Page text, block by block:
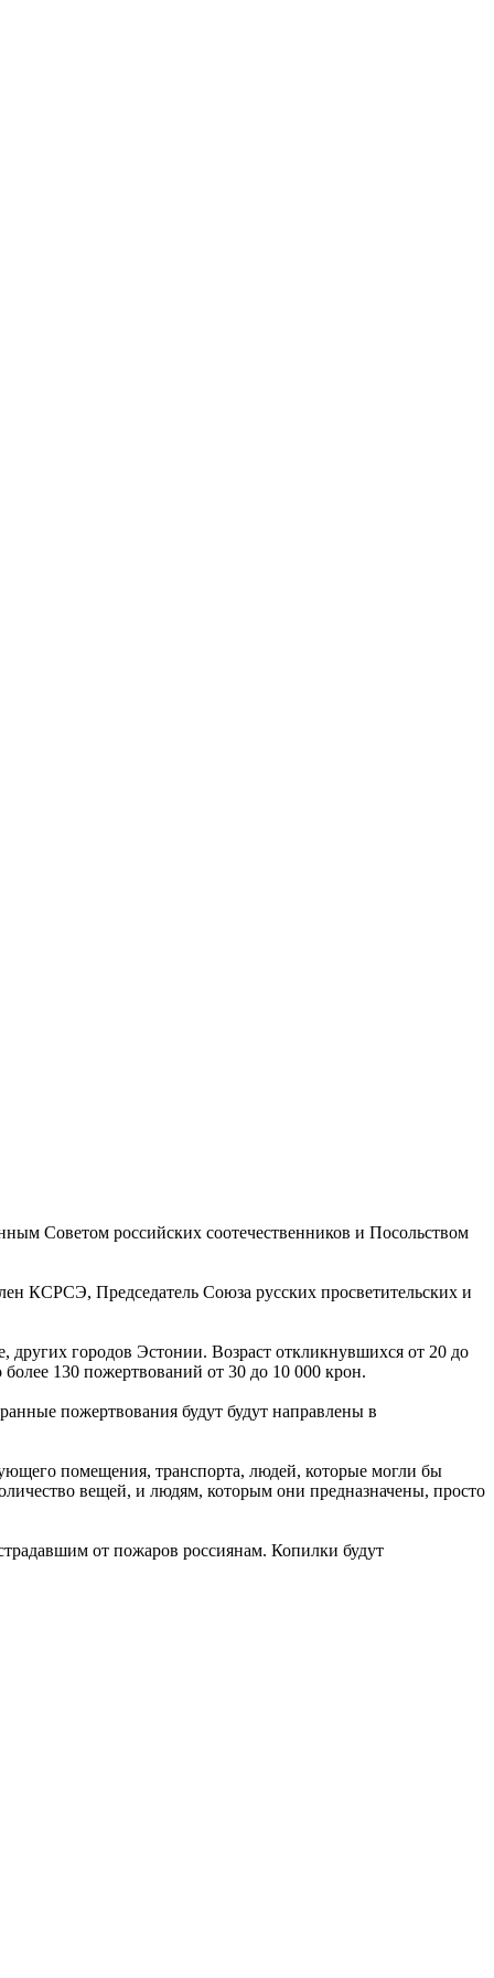
Cоветом российских соотечественников и Посольством
КСРСЭ, Председатель Союза русских просветительских и
городов Эстонии. Возраст откликнувшихся от 20 до
130 пожертвований от 30 до 10 000 крон.
пожертвования будут будут направлены в
помещения, транспорта, людей, которые могли бы
вещей, и людям, которым они предназначены, просто
от пожаров россиянам. Копилки будут